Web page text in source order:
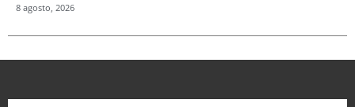
8 agosto, 2026